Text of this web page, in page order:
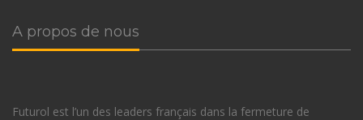
A propos de nous
Futurol est l’un des leaders français dans la fermeture de